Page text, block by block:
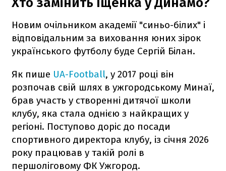
Новим очільником академії "синьо-білих" і
відповідальним за виховання юних зірок
українського футболу буде Сергій Білан.
Як пише UA-Football, у 2017 році він
розпочав свій шлях в ужгородському Минаї,
брав участь у створенні дитячої школи
клубу, яка стала однією з найкращих у
регіоні. Поступово доріс до посади
спортивного директора клубу, із січня 2026
року працював у такій ролі в
першоліговому ФК Ужгород.